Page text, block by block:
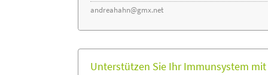
andreahahn@gmx.net
Unterstützen Sie Ihr Immunsystem